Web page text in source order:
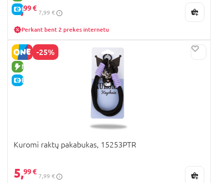
E-KAINA
5,99 €
7,99 €
Perkant bent 2 prekes internetu
-25%
NAUJA PREKĖ
E-KAINA
Kuromi raktų pakabukas, 15253PTR
5,99 €
7,99 €